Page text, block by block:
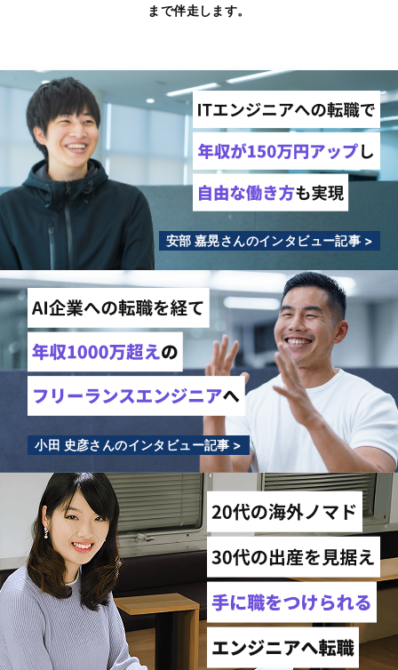
まで伴走します。
安部 嘉晃さんのインタビュー記事 >
小田 史彦さんのインタビュー記事 >